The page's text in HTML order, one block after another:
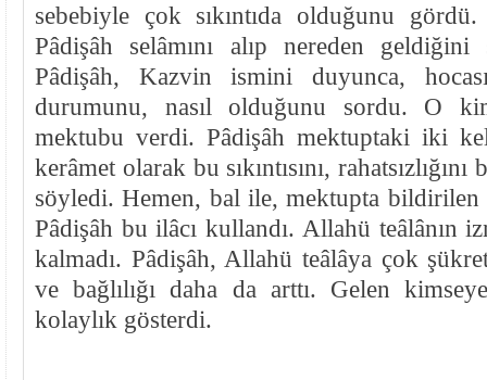
sebebiyle çok sıkıntıda olduğunu
Pâdişâh selâmını alıp nereden
Pâdişâh, Kazvin ismini duyunca,
durumunu, nasıl olduğunu sordu. O
mektubu verdi. Pâdişâh mektuptaki iki
kerâmet olarak bu sıkıntısını,
söyledi. Hemen, bal ile, mektupta bildirilen
Pâdişâh bu ilâcı kullandı. Allahü teâlânın
kalmadı. Pâdişâh, Allahü teâlâya çok
ve bağlılığı daha da arttı. Gelen
kolaylık gösterdi.